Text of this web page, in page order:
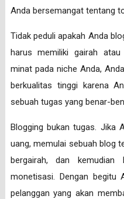
Anda bersemangat tentang
Tidak peduli apakah Anda
harus memiliki gairah
minat pada niche Anda,
berkualitas tinggi karena
sebuah tugas yang benar-
Blogging bukan tugas. Jika
uang, memulai sebuah blog
bergairah, dan
monetisasi. Dengan begitu
pelanggan yang akan